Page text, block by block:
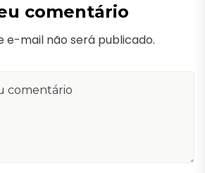
comentário
e-mail não será publicado.